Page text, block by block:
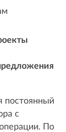
постоянный
с
По